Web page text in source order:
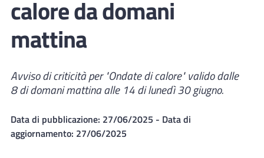
calore da domani
mattina
Avviso di criticità per "Ondate di calore" valido dalle
8 di domani mattina alle 14 di lunedì 30 giugno.
Data di pubblicazione: 27/06/2025 - Data di
aggiornamento: 27/06/2025